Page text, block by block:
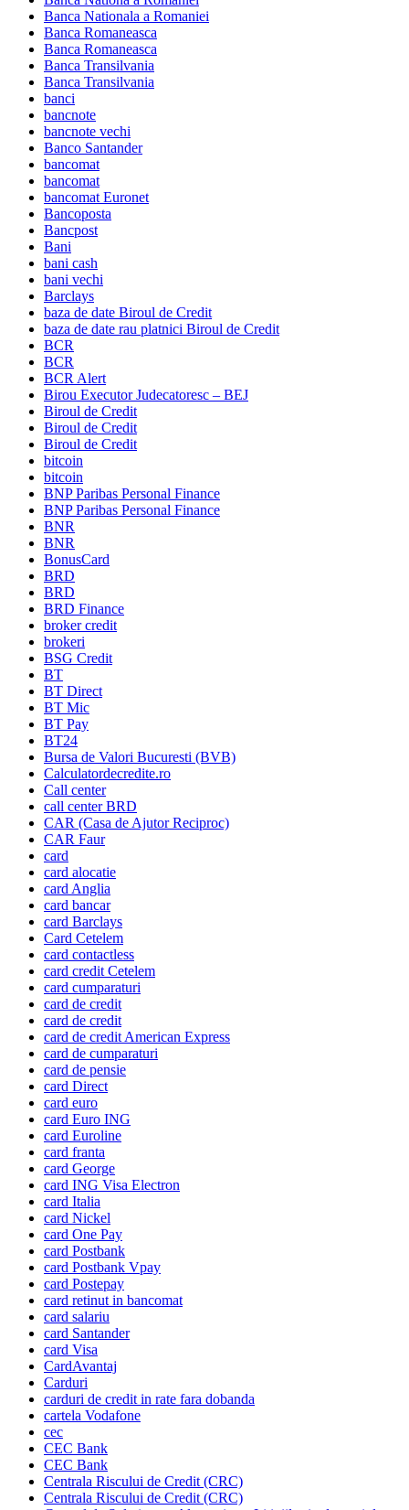
Banca Nationala a Romaniei
Banca Romaneasca
Banca Romaneasca
Banca Transilvania
Banca Transilvania
banci
bancnote
bancnote vechi
Banco Santander
bancomat
bancomat
bancomat Euronet
Bancoposta
Bancpost
Bani
bani cash
bani vechi
Barclays
baza de date Biroul de Credit
baza de date rau platnici Biroul de Credit
BCR
BCR
BCR Alert
Birou Executor Judecatoresc – BEJ
Biroul de Credit
Biroul de Credit
Biroul de Credit
bitcoin
bitcoin
BNP Paribas Personal Finance
BNP Paribas Personal Finance
BNR
BNR
BonusCard
BRD
BRD
BRD Finance
broker credit
brokeri
BSG Credit
BT
BT Direct
BT Mic
BT Pay
BT24
Bursa de Valori Bucuresti (BVB)
Calculatordecredite.ro
Call center
call center BRD
CAR (Casa de Ajutor Reciproc)
CAR Faur
card
card alocatie
card Anglia
card bancar
card Barclays
Card Cetelem
card contactless
card credit Cetelem
card cumparaturi
card de credit
card de credit
card de credit American Express
card de cumparaturi
card de pensie
card Direct
card euro
card Euro ING
card Euroline
card franta
card George
card ING Visa Electron
card Italia
card Nickel
card One Pay
card Postbank
card Postbank Vpay
card Postepay
card retinut in bancomat
card salariu
card Santander
card Visa
CardAvantaj
Carduri
carduri de credit in rate fara dobanda
cartela Vodafone
cec
CEC Bank
CEC Bank
Centrala Riscului de Credit (CRC)
Centrala Riscului de Credit (CRC)